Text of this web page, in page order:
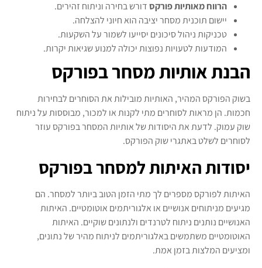
הרווח מאותיות פורקסדורש בחירה וניתוח זהירים.
יישום תוכנית מסחר יציבה הוא חיוני להצלחה.
טכניקות ניהול סיכונים יסייעו לשמור על השקעות.
המודעות לטעויות נפוצות יכולה למנוע שגיאות יקרות.
הבנת אותיות מסחר בפורקס
בשוק הפורקס המהיר, האותיות מובילות את הסוחרים לבחירות
חכמות. הן מראות לסוחרים מתי לקנות או למכור, מבוססות על ניתוח
שוק עמוק. לדעת את היסודות של אותיות המסחר בפורקס עוזר
לסוחרים לשלט באתגרי שוק הפורקס.
יסודות האיתות למסחר בפורקס
האיתות לפורקס מספרים לך מתי הזמן הטוב ביותר למסחר. הם
מגיעים מניתוחים אנושיים או אלגוריתמים אוטומטיים. האיתות
האנושיים נותנים ניתוח לטרנדים ולנתונים שוקיים. האיתות
האוטומטיים משתמשים באלגוריתמים לניתוח מהיר של נתונים,
ומציעים המלצות בזמן אמת.